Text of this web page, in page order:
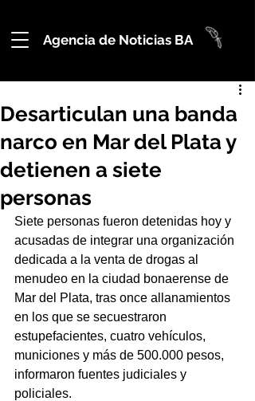
Agencia de Noticias BA
Desarticulan una banda
narco en Mar del Plata y
detienen a siete
personas
Siete personas fueron detenidas hoy y
acusadas de integrar una organización
dedicada a la venta de drogas al
menudeo en la ciudad bonaerense de
Mar del Plata, tras once allanamientos
en los que se secuestraron
estupefacientes, cuatro vehículos,
municiones y más de 500.000 pesos,
informaron fuentes judiciales y
policiales.